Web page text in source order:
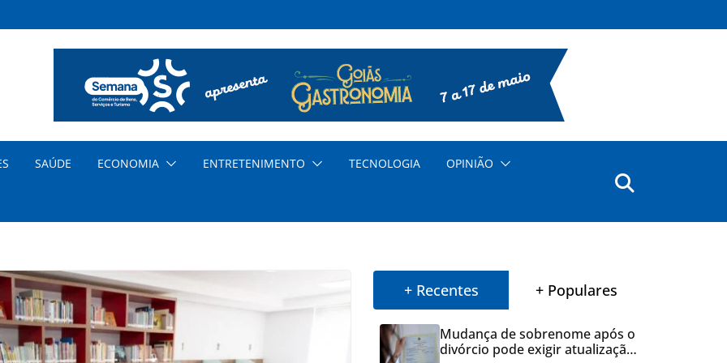
SAÚDE ECONOMIA ENTRETENIMENTO TECNOLOGIA OPINIÃO
+ Recentes + Populares
Mudança de sobrenome após o
divórcio pode exigir atualização